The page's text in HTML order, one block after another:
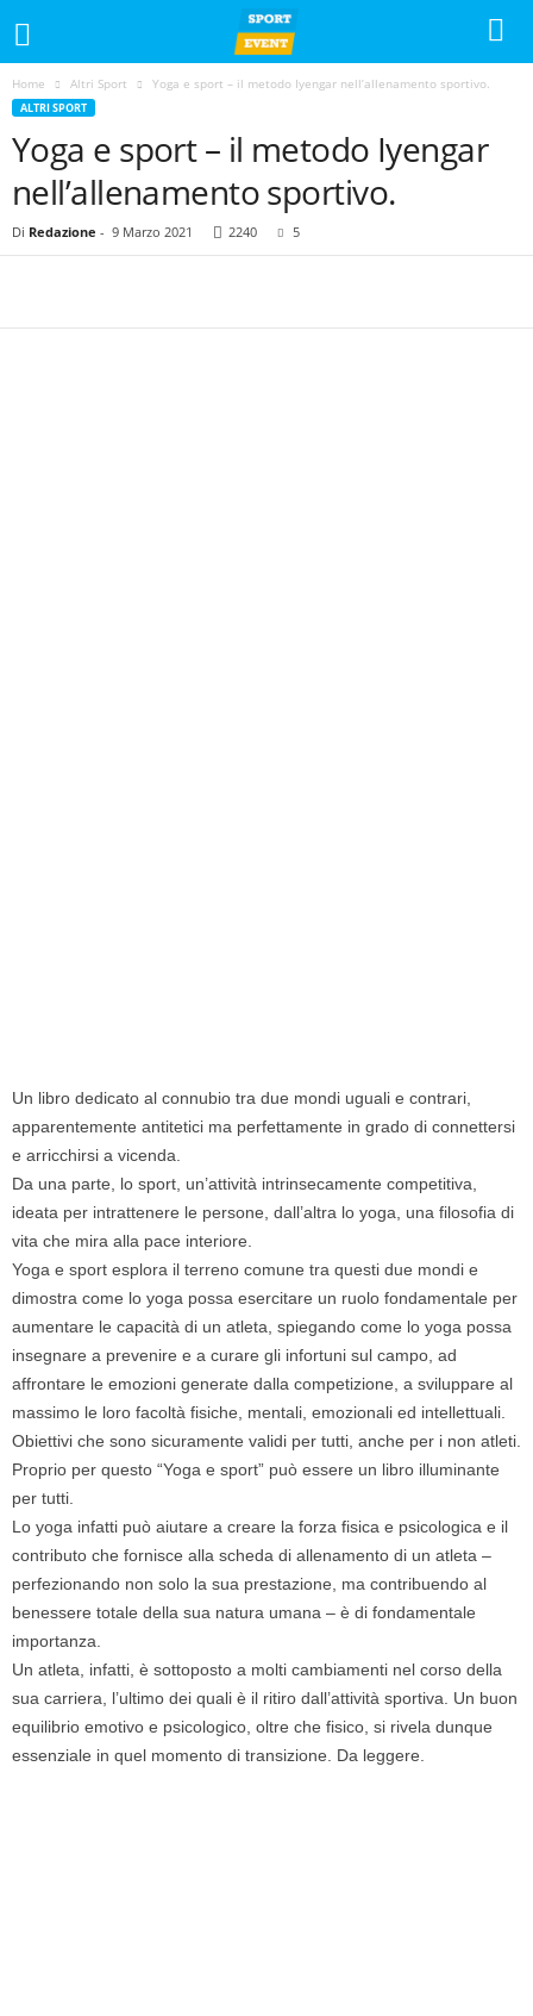
Home Altri Sport Yoga e sport – il metodo Iyengar nell’allenamento sportivo.
ALTRI SPORT
Yoga e sport – il metodo Iyengar
nell’allenamento sportivo.
Di Redazione - 9 Marzo 2021 2240 5
Un libro dedicato al connubio tra due mondi uguali e contrari,
apparentemente antitetici ma perfettamente in grado di connettersi
e arricchirsi a vicenda.
Da una parte, lo sport, un’attività intrinsecamente competitiva,
ideata per intrattenere le persone, dall’altra lo yoga, una filosofia di
vita che mira alla pace interiore.
Yoga e sport esplora il terreno comune tra questi due mondi e
dimostra come lo yoga possa esercitare un ruolo fondamentale per
aumentare le capacità di un atleta, spiegando come lo yoga possa
insegnare a prevenire e a curare gli infortuni sul campo, ad
affrontare le emozioni generate dalla competizione, a sviluppare al
massimo le loro facoltà fisiche, mentali, emozionali ed intellettuali.
Obiettivi che sono sicuramente validi per tutti, anche per i non atleti.
Proprio per questo “Yoga e sport” può essere un libro illuminante
per tutti.
Lo yoga infatti può aiutare a creare la forza fisica e psicologica e il
contributo che fornisce alla scheda di allenamento di un atleta –
perfezionando non solo la sua prestazione, ma contribuendo al
benessere totale della sua natura umana – è di fondamentale
importanza.
Un atleta, infatti, è sottoposto a molti cambiamenti nel corso della
sua carriera, l’ultimo dei quali è il ritiro dall’attività sportiva. Un buon
equilibrio emotivo e psicologico, oltre che fisico, si rivela dunque
essenziale in quel momento di transizione. Da leggere.